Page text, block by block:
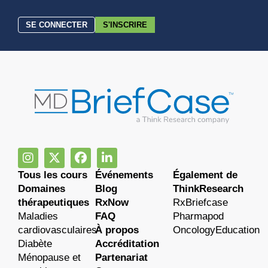
SE CONNECTER S'INSCRIRE
Tous les cours
Domaines
thérapeutiques
Maladies
cardiovasculaires
Diabète
Ménopause et
Événements
Blog
RxNow
FAQ
À propos
Accréditation
Partenariat
Également de
ThinkResearch
RxBriefcase
Pharmapod
OncologyEducation